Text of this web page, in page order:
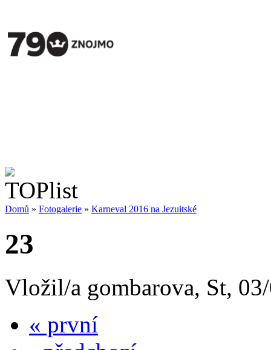
Domů » Fotogalerie » Karneval 2016 na Jezuitské
23
Vložil/a gombarova, St,
« první